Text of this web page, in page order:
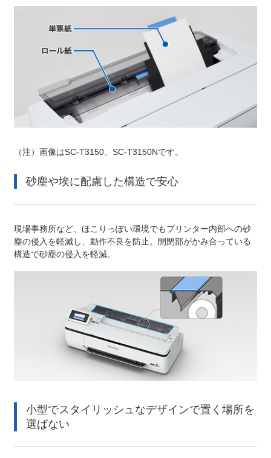
（注） 画像はSC-T3150、SC-T3150Nです。
砂塵や埃に配慮した構造で安心
現場事務所など、ほこりっぽい環境でもプリンター内部への砂
塵の侵入を軽減し、動作不良を防止。開閉部がかみ合っている
構造で砂塵の侵入を軽減。
小型でスタイリッシュなデザインで置く場所を
選ばない